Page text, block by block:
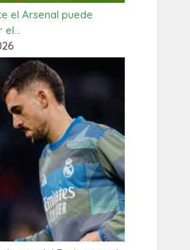
el Arsenal puede
el…